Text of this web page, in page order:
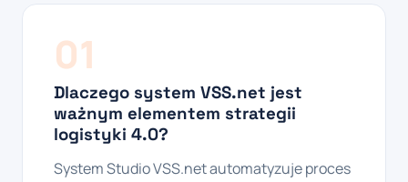
01
Dlaczego system VSS.net jest
ważnym elementem strategii
logistyki 4.0?
System Studio VSS.net automatyzuje proces